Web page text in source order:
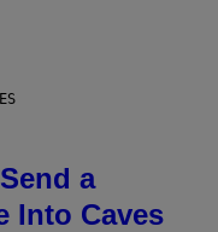
a
Into Caves